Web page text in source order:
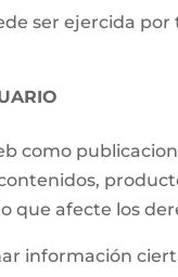
ser ejercida
como
que afecte los
información